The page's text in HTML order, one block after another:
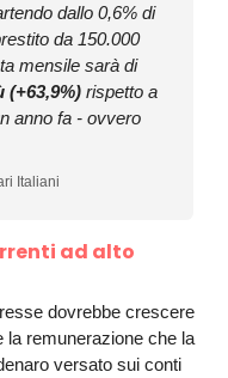
dallo 0,6% di
da 150.000
mensile sarà di
(+63,9%) rispetto a
anno fa - ovvero
Italiani
ad alto
dovrebbe crescere
la remunerazione che la
versato sui conti